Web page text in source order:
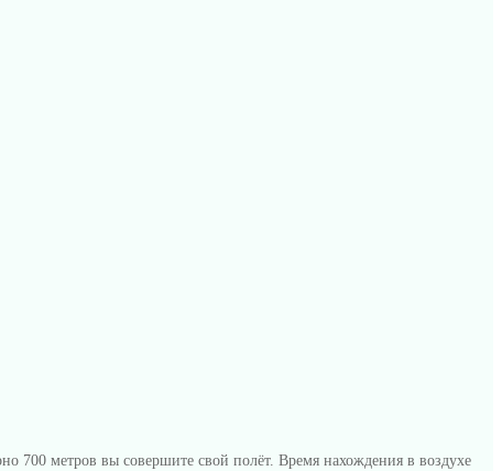
700 метров вы совершите свой полёт. Время нахождения в воздухе